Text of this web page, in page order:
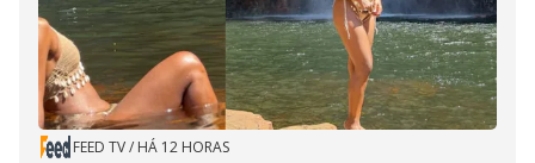
FEED TV/ HÁ 12 HORAS